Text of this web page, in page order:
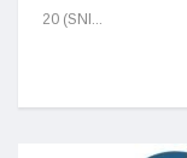
20 (SNI...